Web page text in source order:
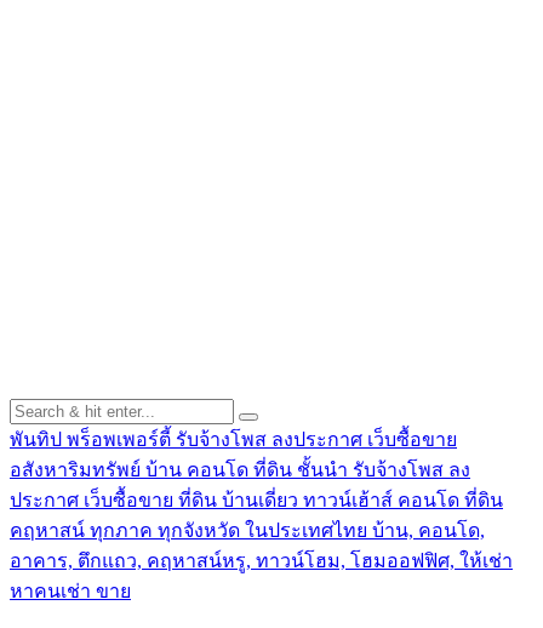
พันทิป พร็อพเพอร์ตี้ รับจ้างโพส ลงประกาศ เว็บซื้อขาย
อสังหาริมทรัพย์ บ้าน คอนโด ที่ดิน ชั้นนำ รับจ้างโพส ลง
ประกาศ เว็บซื้อขาย ที่ดิน บ้านเดี่ยว ทาวน์เฮ้าส์ คอนโด ที่ดิน
คฤหาสน์ ทุกภาค ทุกจังหวัด ในประเทศไทย บ้าน, คอนโด,
อาคาร, ตึกแถว, คฤหาสน์หรู, ทาวน์โฮม, โฮมออฟฟิศ, ให้เช่า
หาคนเช่า ขาย